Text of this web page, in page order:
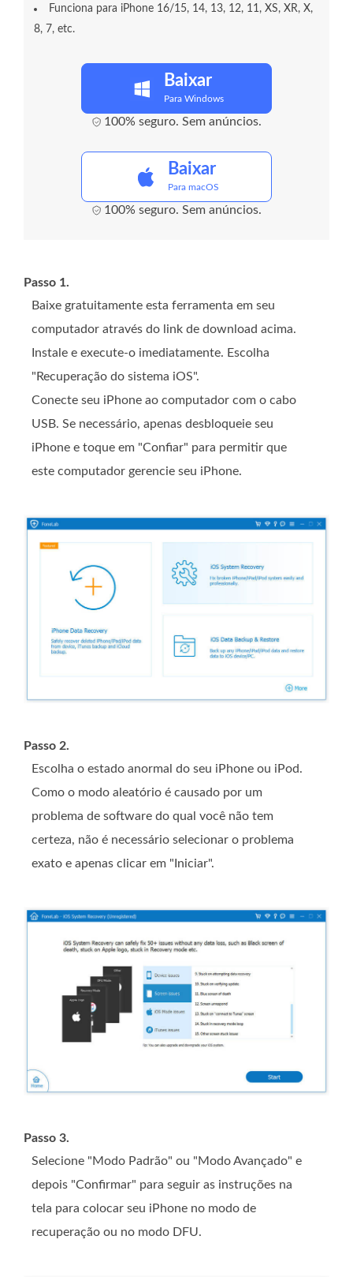
Funciona para iPhone 16/15, 14, 13, 12, 11, XS, XR, X,
8, 7, etc.
Baixar
Para Windows
100% seguro. Sem anúncios.
Baixar
Para macOS
100% seguro. Sem anúncios.
Passo 1.
Baixe gratuitamente esta ferramenta em seu
computador através do link de download acima.
Instale e execute-o imediatamente. Escolha
"Recuperação do sistema iOS".
Conecte seu iPhone ao computador com o cabo
USB. Se necessário, apenas desbloqueie seu
iPhone e toque em "Confiar" para permitir que
este computador gerencie seu iPhone.
Passo 2.
Escolha o estado anormal do seu iPhone ou iPod.
Como o modo aleatório é causado por um
problema de software do qual você não tem
certeza, não é necessário selecionar o problema
exato e apenas clicar em "Iniciar".
Passo 3.
Selecione "Modo Padrão" ou "Modo Avançado" e
depois "Confirmar" para seguir as instruções na
tela para colocar seu iPhone no modo de
recuperação ou no modo DFU.